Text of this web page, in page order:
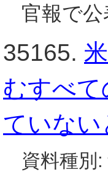
官報で
35165.
むすべ
ていない
資料種別: